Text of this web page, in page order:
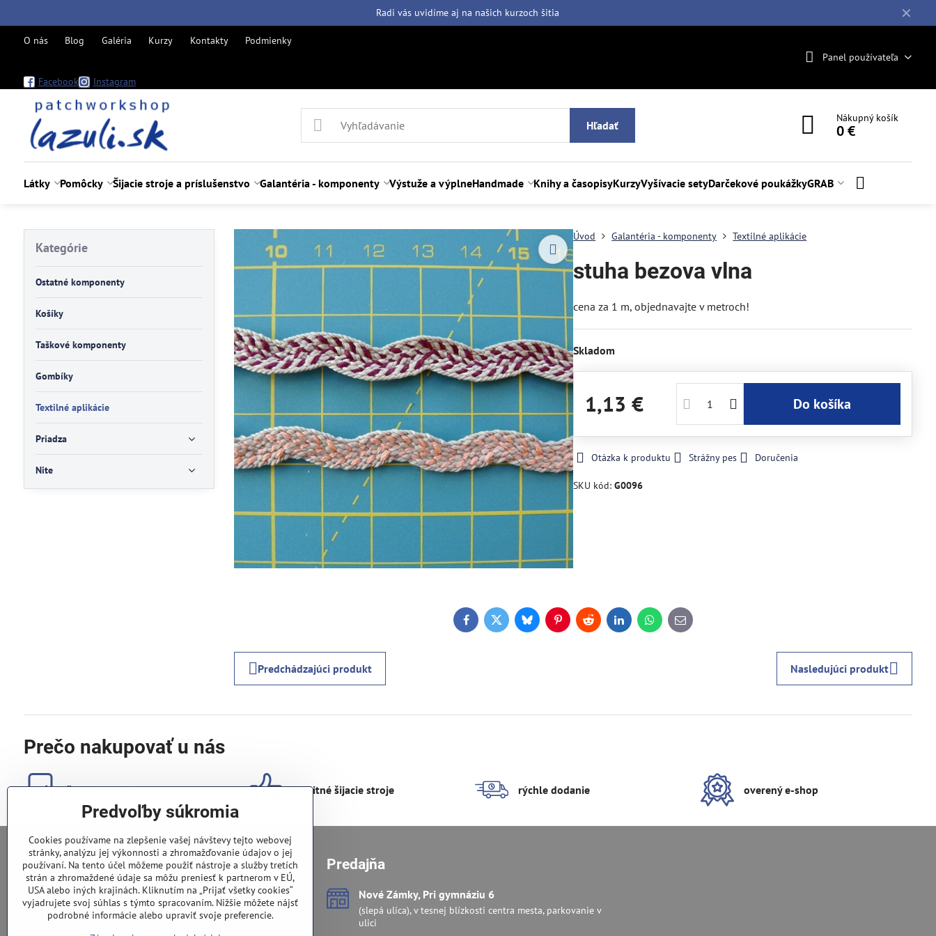
✕
Radi vás uvidíme aj na našich kurzoch šitia
O nás Blog Galéria Kurzy Kontakty Podmienky
Facebook Instagram
Panel používateľa
Hľadať
Nákupný košík
0 €
Látky Pomôcky Šijacie stroje a príslušenstvo Galantéria - komponenty Výstuže a výplneHandmade Knihy a časopisyKurzyVyšívacie setyDarčekové poukážkyGRAB
Úvod Galantéria - komponenty Textilné aplikácie
stuha bezova vlna
cena za 1 m, objednavajte v metroch!
Skladom
1,13 € Do košíka
Otázka k produktu Strážny pes Doručenia
SKU kód:G0096
FacebookTwitterBlueskyPinterestRedditLinkedInWhatsApp
E-
mail
Predchádzajúci produkt Nasledujúci produkt
Kategórie
Ostatné komponenty
Košíky
Taškové komponenty
Gombíky
Textilné aplikácie
Priadza
Nite
Prečo nakupovať u nás
široká ponuka kvalitné šijacie stroje rýchle dodanie overený e-shop
0948 028 796
info​@lazuli​.sk
Predajňa
Nové Zámky, Pri gymnáziu 6
(slepá ulica), v tesnej blízkosti centra mesta, parkovanie v
ulici
Predvoľby súkromia
Cookies používame na zlepšenie vašej návštevy tejto webovej
stránky, analýzu jej výkonnosti a zhromažďovanie údajov o jej
používaní. Na tento účel môžeme použiť nástroje a služby tretích
strán a zhromaždené údaje sa môžu preniesť k partnerom v EÚ,
USA alebo iných krajinách. Kliknutím na „Prijať všetky cookies“
vyjadrujete svoj súhlas s týmto spracovaním. Nižšie môžete nájsť
podrobné informácie alebo upraviť svoje preferencie.